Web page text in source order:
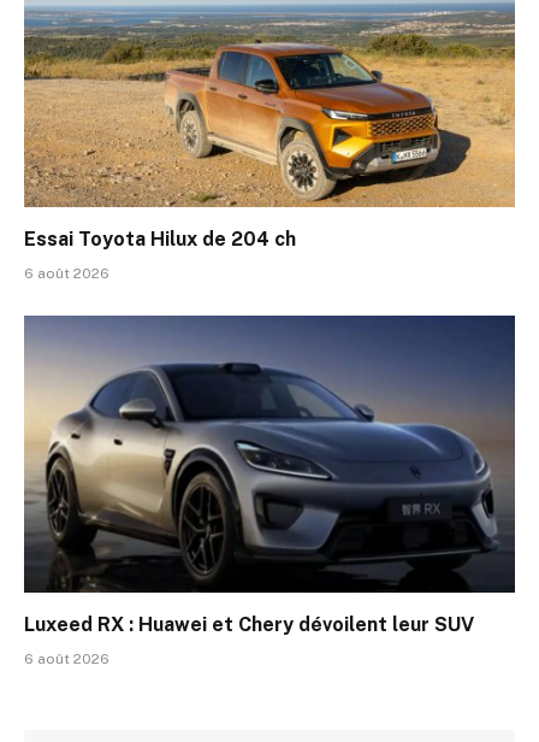
Essai Toyota Hilux de 204 ch
6 août 2026
Luxeed RX : Huawei et Chery dévoilent leur SUV
6 août 2026